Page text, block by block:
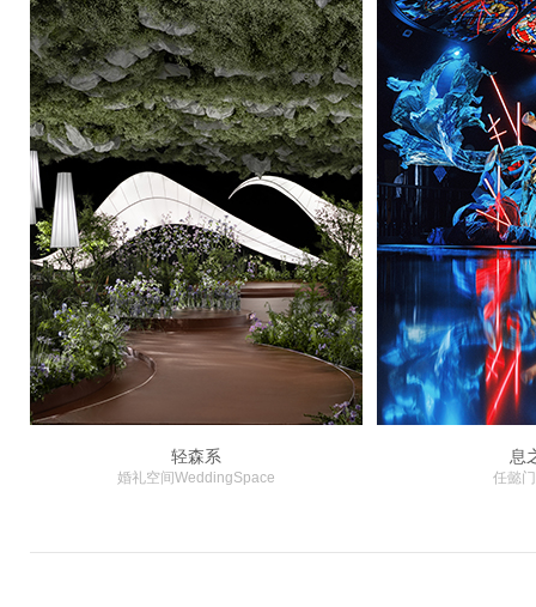
轻森系
婚礼空间WeddingSpace
息
任懿